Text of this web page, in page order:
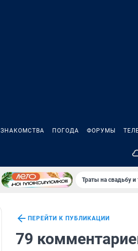
ЗНАКОМСТВА ПОГОДА ФОРУМЫ
Траты на свадьбу
ПЕРЕЙТИ К ПУБЛИКАЦИИ
79